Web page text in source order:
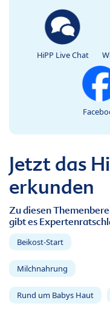
HiPP Live Chat
Jetzt das
erkunden
Zu diesen
gibt es
Beikost-Start
Milchnahrung
Rund um Babys Haut